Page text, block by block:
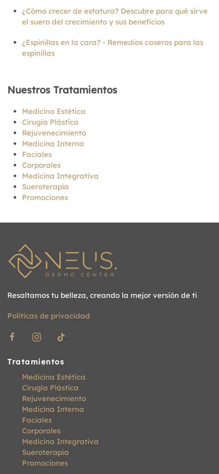
¿Cómo crecer de estatura? Descubre para qué sirve
el suero del crecimiento y sus beneficios
¿Espinillas en la cara? - Remedios caseros para las
espinillas
Nuestros Tratamientos
Medicina Estética
Cirugía Plástica
Rejuvenecimiento
Medicina Interna
Faciales
Corporales
Medicina Integrativa
Sueroterapia
Promociones
Resaltamos tu belleza, creando la mejor versión de ti
Políticas de privacidad
Tratamientos
Medicina Estética
Cirugía Plástica
Rejuvenecimiento
Medicina Interna
Faciales
Corporales
Medicina Integrativa
Sueroterapia
Promociones